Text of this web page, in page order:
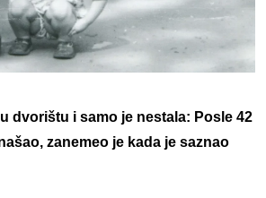
dvorištu i samo je nestala: Posle 42
zanemeo je kada je saznao